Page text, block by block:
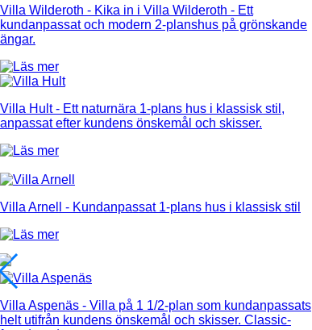
Villa Wilderoth - Kika in i Villa Wilderoth - Ett
kundanpassat och modern 2-planshus på grönskande
ängar.
Villa Hult- Ett naturnära 1-plans hus i klassisk stil,
anpassat efter kundens önskemål och skisser.
Villa Arnell - Kundanpassat 1-plans hus i klassisk stil
Villa Aspenäs - Villa på 1 1/2-plan som kundanpassats
helt utifrån kundens önskemål och skisser. Classic-